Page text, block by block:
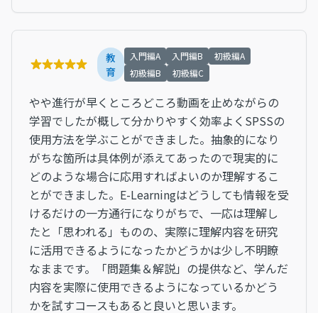
教
育
入門編A 入門編B
初級編A
初級編B
初級編C
やや進行が早くところどころ動画を止めながらの
学習でしたが概して分かりやすく効率よくSPSSの
使用方法を学ぶことができました。抽象的になり
がちな箇所は具体例が添えてあったので現実的に
どのような場合に応用すればよいのか理解するこ
とができました。E-Learningはどうしても情報を受
けるだけの一方通行になりがちで、一応は理解し
たと「思われる」ものの、実際に理解内容を研究
に活用できるようになったかどうかは少し不明瞭
なままです。「問題集＆解説」の提供など、学んだ
内容を実際に使用できるようになっているかどう
かを試すコースもあると良いと思います。